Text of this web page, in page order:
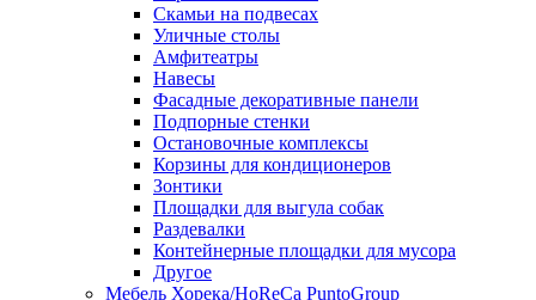
Скамьи на подвесах
Уличные столы
Амфитеатры
Навесы
Фасадные декоративные панели
Подпорные стенки
Остановочные комплексы
Корзины для кондиционеров
Зонтики
Площадки для выгула собак
Раздевалки
Контейнерные площадки для мусора
Другое
Мебель Хорека/HoReCa PuntoGroup